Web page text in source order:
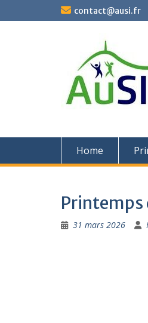
to
contact@ausi.fr
Home
Printemps
31 mars 2026